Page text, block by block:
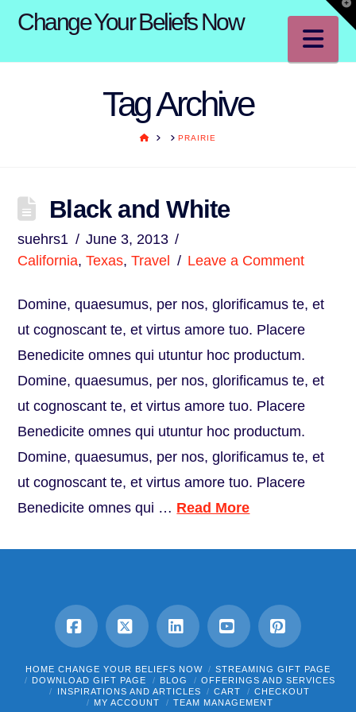
Change Your Beliefs Now
Tag Archive
HOME PRAIRIE
Black and White
suehrs1
June 3, 2013
California,Texas,Travel Leave a Comment
Domine, quaesumus, per nos, glorificamus te, et
ut cognoscant te, et virtus amore tuo. Placere
Benedicite omnes qui utuntur hoc productum.
Domine, quaesumus, per nos, glorificamus te, et
ut cognoscant te, et virtus amore tuo. Placere
Benedicite omnes qui utuntur hoc productum.
Domine, quaesumus, per nos, glorificamus te, et
ut cognoscant te, et virtus amore tuo. Placere
Benedicite omnes qui … Read More
Facebook
X LinkedInYouTubePinterest
HOME CHANGE YOUR BELIEFS NOW
STREAMING GIFT PAGE
DOWNLOAD GIFT PAGE
BLOG
OFFERINGS AND SERVICES
INSPIRATIONS AND ARTICLES
CART
CHECKOUT
MY ACCOUNT
TEAM MANAGEMENT